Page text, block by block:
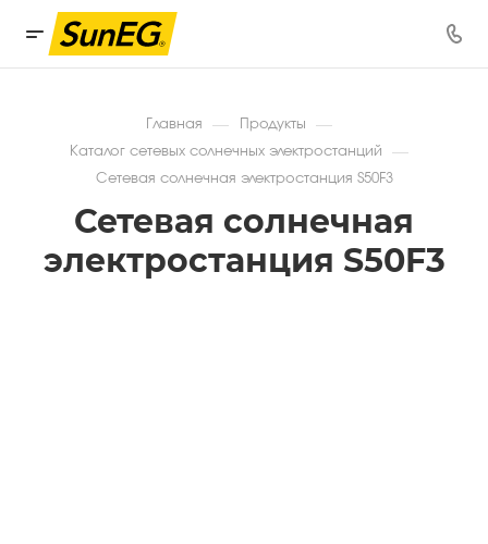
Главная — Продукты —
Каталог сетевых солнечных электростанций —
Сетевая солнечная электростанция S50F3
Сетевая солнечная
электростанция S50F3